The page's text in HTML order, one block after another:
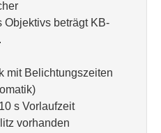
Objektivs beträgt KB-
mit Belichtungszeiten
s Vorlaufzeit
vorhanden